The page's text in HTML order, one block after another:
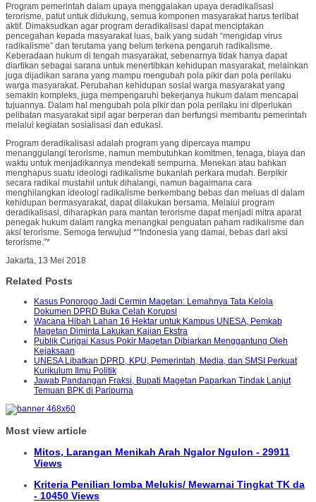
Program pemerintah dalam upaya menggalakan upaya deradikalisasi
terorisme, patut untuk didukung, semua komponen masyarakat harus terlibat
aktif. Dimaksudkan agar program deradikalisasi dapat menciptakan
pencegahan kepada masyarakat luas, baik yang sudah “mengidap virus
radikalisme” dan terutama yang belum terkena pengaruh radikalisme.
Keberadaan hukum di tengah masyarakat, sebenarnya tidak hanya dapat
diartikan sebagai sarana untuk menertibkan kehidupan masyarakat, melainkan
juga dijadikan sarana yang mampu mengubah pola pikir dan pola perilaku
warga masyarakat. Perubahan kehidupan sosial warga masyarakat yang
semakin kompleks, juga mempengaruhi bekerjanya hukum dalam mencapai
tujuannya. Dalam hal mengubah pola pikir dan pola perilaku ini diperlukan
pelibatan masyarakat sipil agar berperan dan berfungsi membantu pemerintah
melalui kegiatan sosialisasi dan edukasi.
Program deradikalisasi adalah program yang dipercaya mampu
menanggulangi terorisme, namun membutuhkan komitmen, tenaga, biaya dan
waktu untuk menjadikannya mendekati sempurna. Menekan atau bahkan
menghapus suatu ideologi radikalisme bukanlah perkara mudah. Berpikir
secara radikal mustahil untuk dihalangi, namun bagaimana cara
menghilangkan ideologi radikalisme berkembang bebas dan meluas di dalam
kehidupan bermasyarakat, dapat dilakukan bersama. Melalui program
deradikalisasi, diharapkan para mantan terorisme dapat menjadi mitra aparat
penegak hukum dalam rangka menangkal penguatan paham radikalisme dan
aksi terorisme. Semoga terwujud *“Indonesia yang damai, bebas dari aksi
terorisme.”*
Jakarta, 13 Mei 2018
Related Posts
Kasus Ponorogo Jadi Cermin Magetan: Lemahnya Tata Kelola
Dokumen DPRD Buka Celah Korupsi
Wacana Hibah Lahan 16 Hektar untuk Kampus UNESA, Pemkab
Magetan Diminta Lakukan Kajian Ekstra
Publik Curigai Kasus Pokir Magetan Dibiarkan Menggantung Oleh
Kejaksaan
UNESA Libatkan DPRD, KPU, Pemerintah, Media, dan SMSI Perkuat
Kurikulum Ilmu Politik
Jawab Pandangan Fraksi, Bupati Magetan Paparkan Tindak Lanjut
Temuan BPK di Paripurna
Most view article
Mitos, Larangan Menikah Arah Ngalor Ngulon - 29911
Views
Kriteria Penilian lomba Melukis/ Mewarnai Tingkat TK da
- 10450 Views